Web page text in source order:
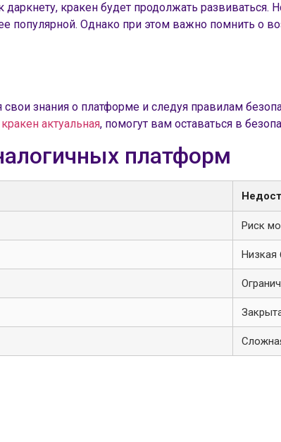
даркнету, кракен будет продолжать
популярной. Однако при этом важно помнить о
знания о платформе и следуя правилам
актуальная, помогут вам оставаться в
платформ
Риск
Низкая